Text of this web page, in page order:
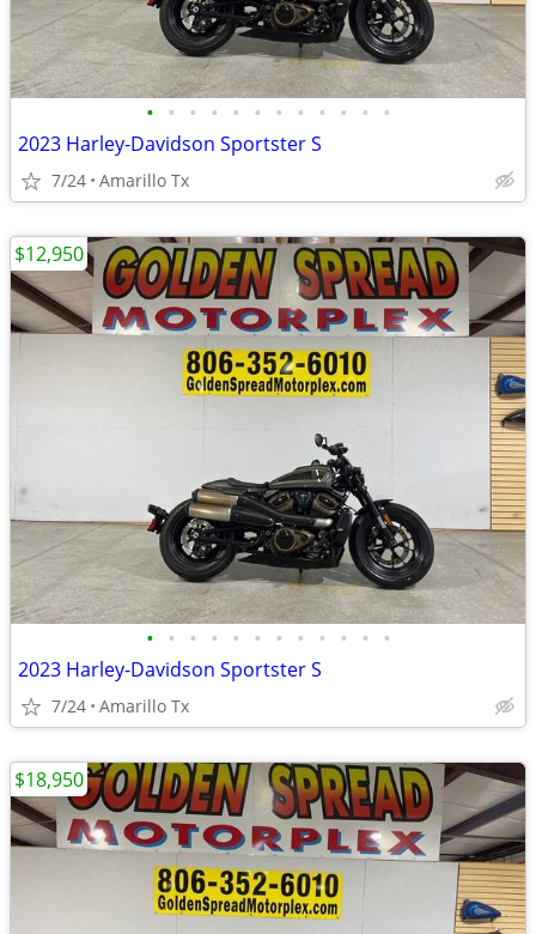
• • • • • • • • • • • •
2023 Harley-Davidson Sportster S
7/24 Amarillo Tx
• • • • • • • • • • • •
2023 Harley-Davidson Sportster S
7/24 Amarillo Tx
$12,950
$18,950